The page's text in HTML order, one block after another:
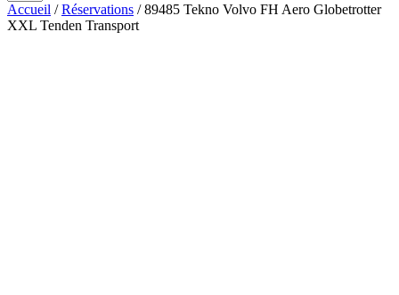
Accueil /Réservations / 89485 Tekno Volvo FH Aero Globetrotter
XXL Tenden Transport